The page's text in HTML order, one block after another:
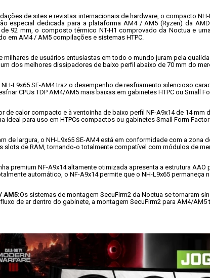
de sites e revistas internacionais de hardware, o compacto
especial dedicada para a plataforma AM4 / AM5 (Ryzen) da
92 mm, o composto térmico NT-H1 comprovado da Noctua e
em AM4 / AM5 compilações e sistemas HTPC.
milhares de usuários entusiastas em todo o mundo juram pela
dos melhores dissipadores de baixo perfil abaixo de 70 mm do
NH-L9x65 SE-AM4 traz o desempenho de resfriamento silencioso
CPUs TDP AM4/AM5 mais baixas em gabinetes HTPC ou Small
de calor compacto e à ventoinha de baixo perfil NF-A9x14 de 14 mm
ideal para uso em HTPCs compactos ou gabinetes Small Form
de largura, o NH-L9x65 SE-AM4 está em conformidade com a
de RAM, tornando-o totalmente compatível com módulos de
premium NF-A9x14 altamente otimizada apresenta a estrutura
automático, o NF-A9x14 permite que o NH-L9x65 permaneça
AM5:Os sistemas de montagem SecuFirm2 da Noctua se tornaram
de ar dentro do gabinete, a montagem SecuFirm2 para AM4/